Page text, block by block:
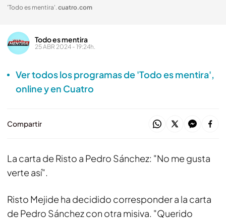
'Todo es mentira'.cuatro.com
Todo es mentira
25 ABR 2024 - 19:24h.
Ver todos los programas de 'Todo es mentira',
online y en Cuatro
Compartir
La carta de Risto a Pedro Sánchez: "No me gusta
verte así".
Risto Mejide ha decidido corresponder a la carta
de Pedro Sánchez con otra misiva. "Querido